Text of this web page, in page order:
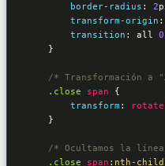
border-radius : 2
transform-origin :
transition : all
}
/* Transformación a
.close
span
{
transform :
}
/* Ocultamos la
.close
span :nth-